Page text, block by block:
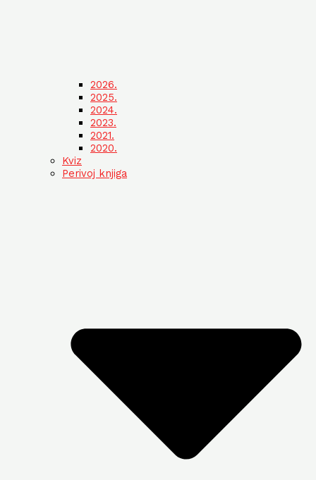
2026.
2025.
2024.
2023.
2021.
2020.
Kviz
Perivoj knjiga